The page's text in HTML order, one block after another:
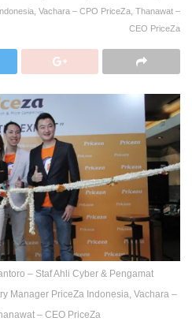
Vachara – CPO PriceZa, Thanawat –
CEO PriceZa
– Staf Ahli Cyber & Pengamat
Manager PriceZa Indonesia, Vachara –
– CEO PriceZa